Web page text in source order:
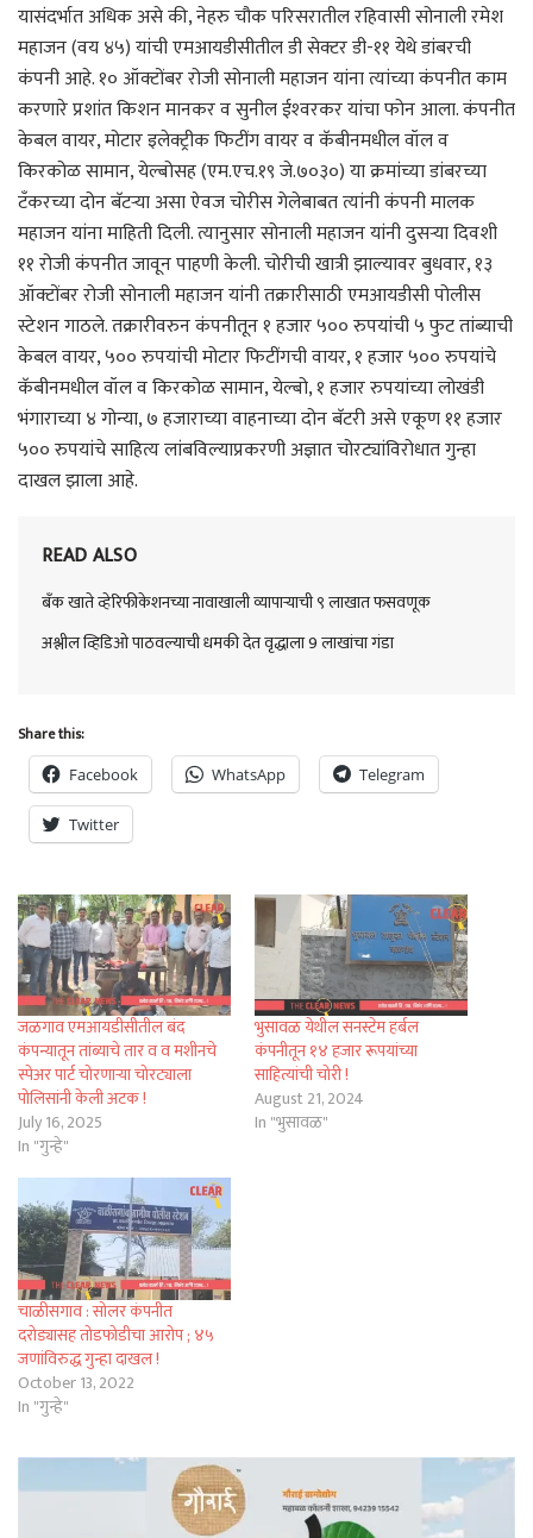
यासंदर्भात अधिक असे की, नेहरु चौक परिसरातील रहिवासी सोनाली रमेश
महाजन (वय ४५) यांची एमआयडीसीतील डी सेक्टर डी-११ येथे डांबरची
कंपनी आहे. १० ऑक्टोंबर रोजी सोनाली महाजन यांना त्यांच्या कंपनीत काम
करणारे प्रशांत किशन मानकर व सुनील ईश्‍वरकर यांचा फोन आला. कंपनीत
केबल वायर, मोटार इलेक्ट्रीक फिटींग वायर व कॅबीनमधील वॉल व
किरकोळ सामान, येल्बोसह (एम.एच.१९ जे.७०३०) या क्रमांच्या डांबरच्या
टँकरच्या दोन बॅटर्‍या असा ऐवज चोरीस गेलेबाबत त्यांनी कंपनी मालक
महाजन यांना माहिती दिली. त्यानुसार सोनाली महाजन यांनी दुसर्‍या दिवशी
११ रोजी कंपनीत जावून पाहणी केली. चोरीची खात्री झाल्यावर बुधवार, १३
ऑक्टोंबर रोजी सोनाली महाजन यांनी तक्रारीसाठी एमआयडीसी पोलीस
स्टेशन गाठले. तक्रारीवरुन कंपनीतून १ हजार ५०० रुपयांची ५ फुट तांब्याची
केबल वायर, ५०० रुपयांची मोटार फिटींगची वायर, १ हजार ५०० रुपयांचे
कॅबीनमधील वॉल व किरकोळ सामान, येल्बो, १ हजार रुपयांच्या लोखंडी
भंगाराच्या ४ गोन्या, ७ हजाराच्या वाहनाच्या दोन बॅटरी असे एकूण ११ हजार
५०० रुपयांचे साहित्य लांबविल्याप्रकरणी अज्ञात चोरट्यांविरोधात गुन्हा
दाखल झाला आहे.
READ ALSO
बँक खाते व्हेरिफीकेशनच्या नावाखाली व्यापाऱ्याची ९ लाखात फसवणूक
अश्लील व्हिडिओ पाठवल्याची धमकी देत वृद्धाला 9 लाखांचा गंडा
Share this:
Facebook WhatsApp Telegram
Twitter
जळगाव एमआयडीसीतील बंद
कंपन्यातून तांब्याचे तार व व मशीनचे
स्पेअर पार्ट चोरणाऱ्या चोरट्याला
पोलिसांनी केली अटक !
July 16, 2025
In "गुन्हे"
भुसावळ येथील सनस्टेम हर्बल
कंपनीतून १४ हजार रूपयांच्या
साहित्यांची चोरी !
August 21, 2024
In "भुसावळ"
चाळीसगाव : सोलर कंपनीत
दरोड्यासह तोडफोडीचा आरोप ; ४५
जणांविरुद्ध गुन्हा दाखल !
October 13, 2022
In "गुन्हे"